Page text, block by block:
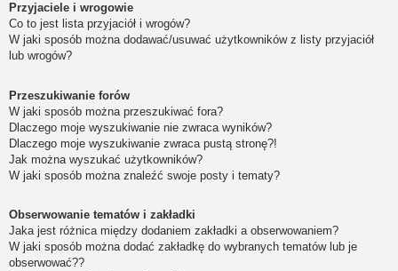
Przyjaciele i wrogowie
Co to jest lista przyjaciół i wrogów?
W jaki sposób można dodawać/usuwać użytkowników z listy przyjaciół
lub wrogów?
Przeszukiwanie forów
W jaki sposób można przeszukiwać fora?
Dlaczego moje wyszukiwanie nie zwraca wyników?
Dlaczego moje wyszukiwanie zwraca pustą stronę?!
Jak można wyszukać użytkowników?
W jaki sposób można znaleźć swoje posty i tematy?
Obserwowanie tematów i zakładki
Jaka jest różnica między dodaniem zakładki a obserwowaniem?
W jaki sposób można dodać zakładkę do wybranych tematów lub je
obserwować??